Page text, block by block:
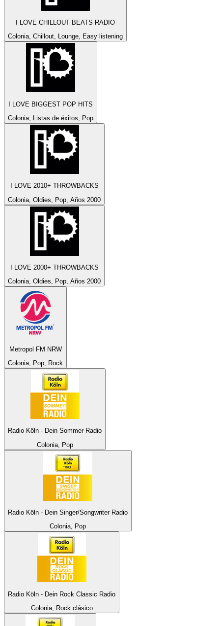
I LOVE CHILLOUT BEATS RADIO
Colonia, Chillout, Lounge, Easy listening
I LOVE BIGGEST POP HITS
Colonia, Listas de éxitos, Pop
I LOVE 2010+ THROWBACKS
Colonia, Oldies, Pop, Años 2000
I LOVE 2000+ THROWBACKS
Colonia, Oldies, Pop, Años 2000
Metropol FM NRW
Colonia, Pop, Rock
Radio Köln - Dein Sommer Radio
Colonia, Pop
Radio Köln - Dein Singer/Songwriter Radio
Colonia, Pop
Radio Köln - Dein Rock Classic Radio
Colonia, Rock clásico